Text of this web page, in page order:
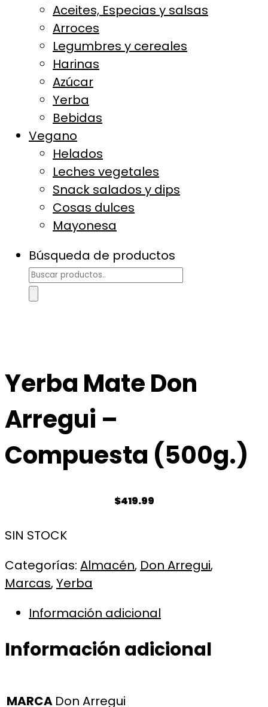
Aceites, Especias y salsas
Arroces
Legumbres y cereales
Harinas
Azúcar
Yerba
Bebidas
Vegano
Helados
Leches vegetales
Snack salados y dips
Cosas dulces
Mayonesa
Búsqueda de productos
Yerba Mate Don
Arregui –
Compuesta (500g.)
$419.99
SIN STOCK
Categorías: Almacén, Don Arregui,
Marcas,Yerba
Información adicional
Información adicional
MARCA Don Arregui